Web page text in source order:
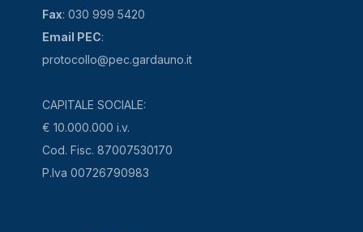
Fax: 030 999 5420
Email PEC:
protocollo@pec.gardauno.it
CAPITALE SOCIALE:
€ 10.000.000 i.v.
Cod. Fisc. 87007530170
P.Iva 00726790983